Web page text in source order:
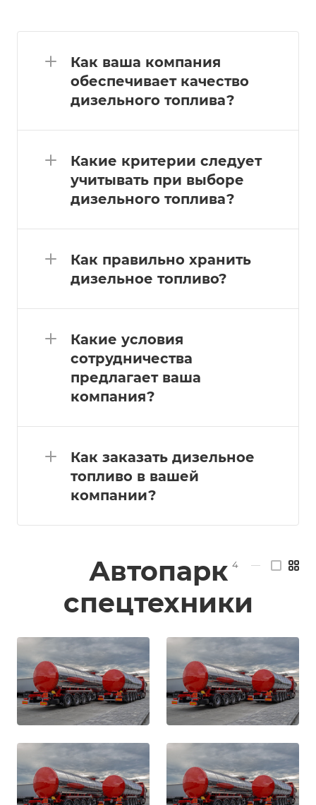
Как ваша компания
обеспечивает качество
дизельного топлива?
Какие критерии следует
учитывать при выборе
дизельного топлива?
Как правильно хранить
дизельное топливо?
Какие условия
сотрудничества
предлагает ваша
компания?
Как заказать дизельное
топливо в вашей
компании?
Автопарк
спецтехники
4 —